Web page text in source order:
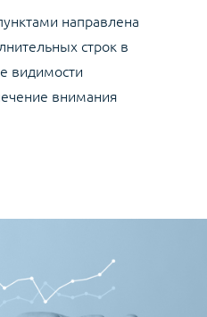
направлена
строк в
видимости
внимания